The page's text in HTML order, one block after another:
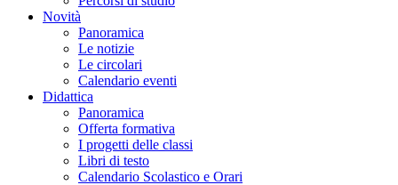
Novità
Panoramica
Le notizie
Le circolari
Calendario eventi
Didattica
Panoramica
Offerta formativa
I progetti delle classi
Libri di testo
Calendario Scolastico e Orari